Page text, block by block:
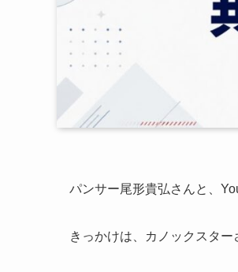
パンサー尾形貴弘さんと、
きっかけは、カノックスター